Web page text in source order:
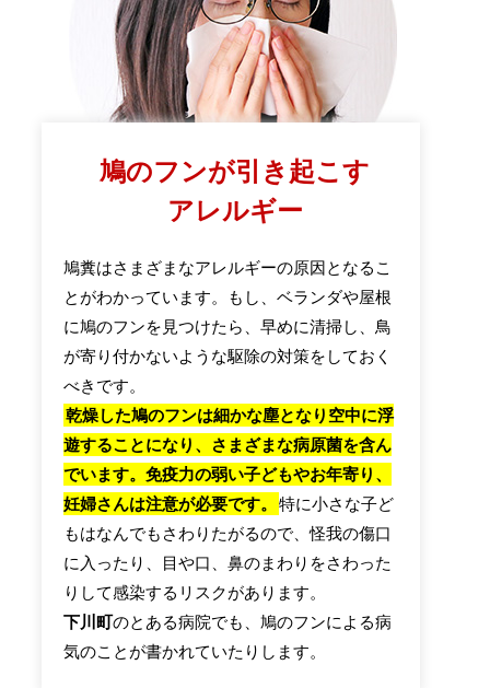
鳩のフンが引き起こす
アレルギー
鳩糞はさまざまなアレルギーの原因となるこ
とがわかっています。もし、ベランダや屋根
に鳩のフンを見つけたら、早めに清掃し、鳥
が寄り付かないような駆除の対策をしておく
べきです。
乾燥した鳩のフンは細かな塵となり空中に浮
遊することになり、さまざまな病原菌を含ん
でいます。免疫力の弱い子どもやお年寄り、
妊婦さんは注意が必要です。
特に小さな子ど
もはなんでもさわりたがるので、怪我の傷口
に入ったり、目や口、鼻のまわりをさわった
りして感染するリスクがあります。
下川町のとある病院でも、鳩のフンによる病
気のことが書かれていたりします。